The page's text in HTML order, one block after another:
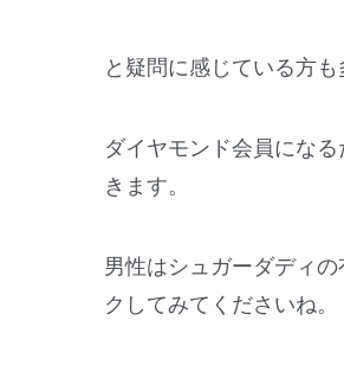
と疑問に感じている方も
ダイヤモンド会員にな
きます。
男性はシュガーダディ
クしてみてくださいね。